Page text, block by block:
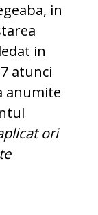
in
in
atunci
anumite
ori